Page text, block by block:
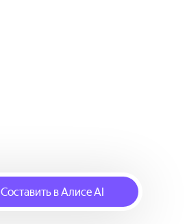
Составить в Алисе AI